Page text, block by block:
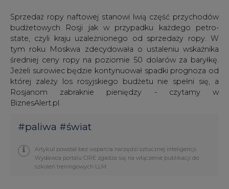
Sprzedaż ropy naftowej stanowi lwią część przychodów
budżetowych Rosji jak w przypadku każdego petro-
state, czyli kraju uzależnionego od sprzedaży ropy. W
tym roku Moskwa zdecydowała o ustaleniu wskaźnika
średniej ceny ropy na poziomie 50 dolarów za baryłkę.
Jeżeli surowiec będzie kontynuował spadki prognoza od
której zależy los rosyjskiego budżetu nie spełni się, a
Rosjanom zabraknie pieniędzy - czytamy w
BiznesAlert.pl.
#paliwa #świat
Artykuł powstał bez wsparcia narzędzi sztucznej inteligencji.
Wydawca portalu CIRE zgadza się na włączenie publikacji do
szkoleń treningowych LLM.